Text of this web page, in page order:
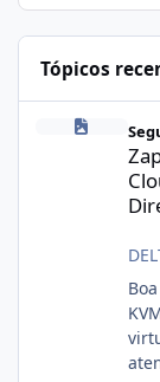
Tópicos
Zapscape